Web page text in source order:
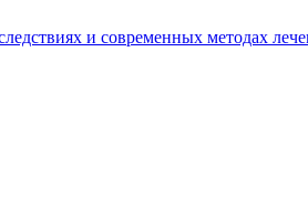
и современных методах